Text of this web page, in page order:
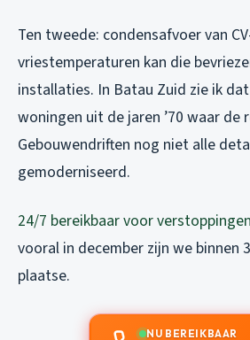
Ten tweede: condensafvoer van
vriestemperaturen kan die
installaties. In Batau Zuid zie ik
woningen uit de jaren ’70 waar de
Gebouwendriften nog niet alle
gemoderniseerd.
24/7 bereikbaar voor
vooral in december zijn we binnen
plaatse.
NU BEREIKBAAR